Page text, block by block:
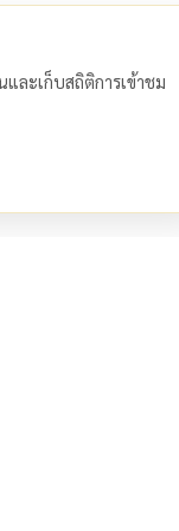
ละเก็บสถิติการเข้าชม